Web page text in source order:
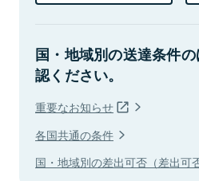
国・地域別の送達条件
認ください。
重要なお知らせ
各国共通の条件
国・地域別の差出可否（差出可